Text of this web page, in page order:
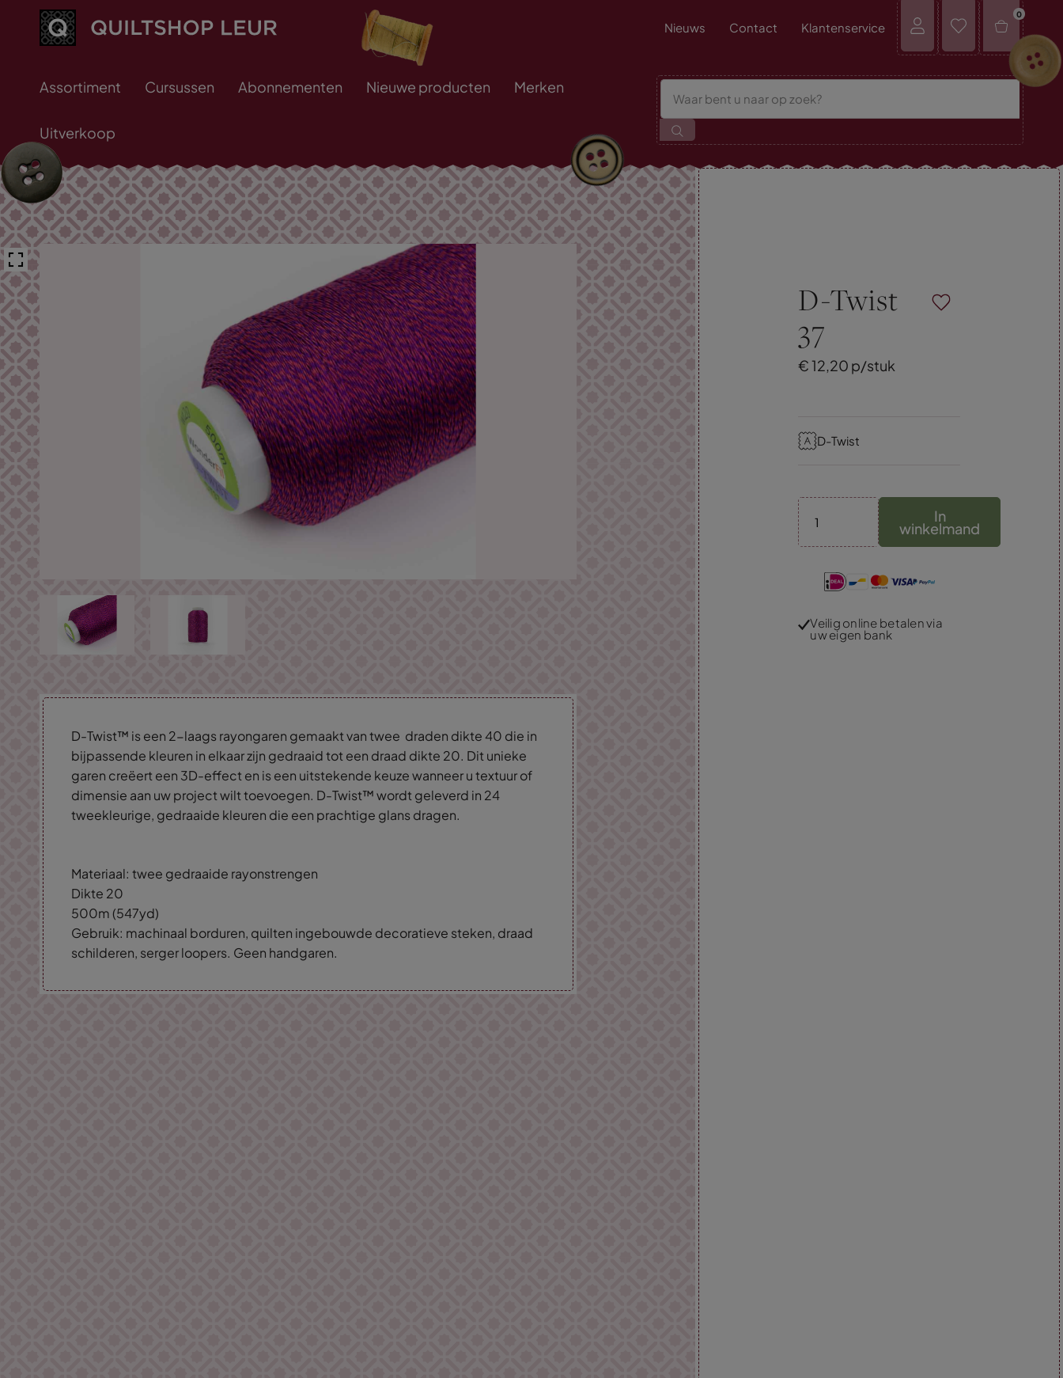
Nieuws Contact Klantenservice
0
Assortiment Cursussen Abonnementen Nieuwe producten Merken
Uitverkoop
D-Twist™ is een 2-laags rayongaren gemaakt van twee draden dikte 40 die in
bijpassende kleuren in elkaar zijn gedraaid tot een draad dikte 20. Dit unieke
garen creëert een 3D-effect en is een uitstekende keuze wanneer u textuur of
dimensie aan uw project wilt toevoegen. D-Twist™ wordt geleverd in 24
tweekleurige, gedraaide kleuren die een prachtige glans dragen.
Materiaal: twee gedraaide rayonstrengen
Dikte 20
500m (547yd)
Gebruik: machinaal borduren, quilten ingebouwde decoratieve steken, draad
schilderen, serger loopers. Geen handgaren.
D-Twist
37
€12,20 p/stuk
D-Twist
In
winkelmand
Veilig online betalen via
uw eigen bank